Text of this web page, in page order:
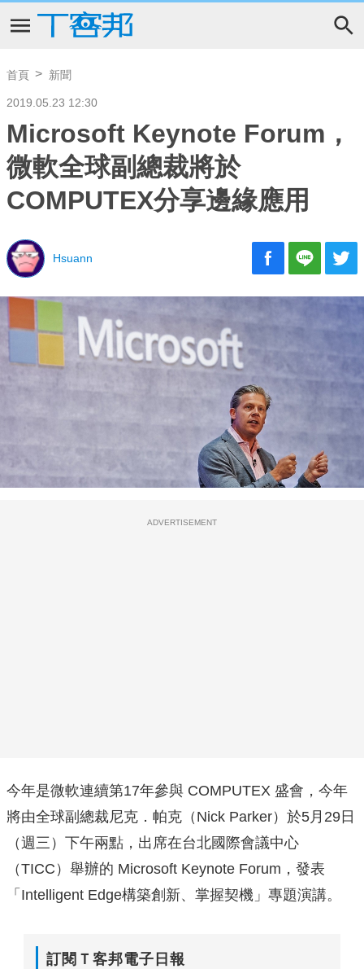
首頁 新聞
2019.05.23 12:30
Microsoft Keynote Forum，
微軟全球副總裁將於
COMPUTEX分享邊緣應用
Hsuann
ADVERTISEMENT
今年是微軟連續第17年參與 COMPUTEX 盛會，今年
將由全球副總裁尼克．帕克（Nick Parker）於5月29日
（週三）下午兩點，出席在台北國際會議中心
（TICC）舉辦的 Microsoft Keynote Forum，發表
「Intelligent Edge構築創新、掌握契機」專題演講。
訂閱Ｔ客邦電子日報